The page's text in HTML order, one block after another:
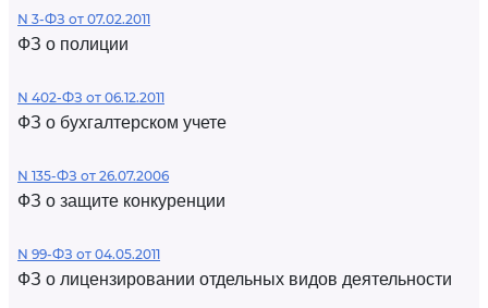
N 3-ФЗ от 07.02.2011
ФЗ о полиции
N 402-ФЗ от 06.12.2011
ФЗ о бухгалтерском учете
N 135-ФЗ от 26.07.2006
ФЗ о защите конкуренции
N 99-ФЗ от 04.05.2011
ФЗ о лицензировании отдельных видов деятельности